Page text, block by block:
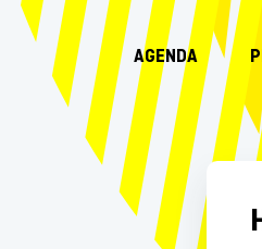
AGENDA